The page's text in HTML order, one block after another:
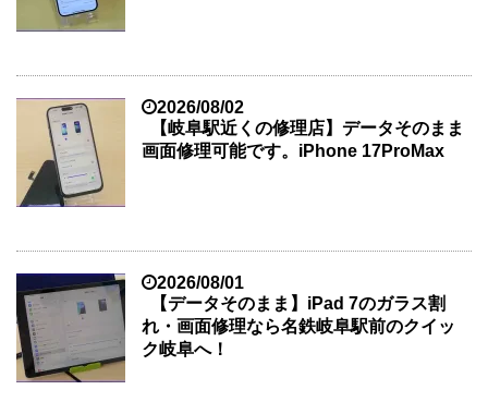
2026/08/02
【岐阜駅近くの修理店】データそのまま
画面修理可能です。iPhone 17ProMax
2026/08/01
【データそのまま】iPad 7のガラス割
れ・画面修理なら名鉄岐阜駅前のクイッ
ク岐阜へ！